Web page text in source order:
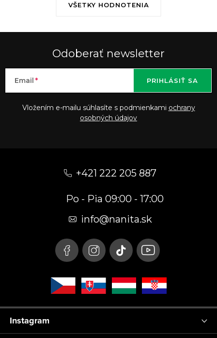
VŠETKY HODNOTENIA
Odoberať newsletter
Email
Vložením e-mailu súhlasíte s podmienkami ochrany
osobných údajov
PRIHLÁSIŤ SA
+421 222 205 887
Po - Pia 09:00 - 17:00
info@nanita.sk
Instagram